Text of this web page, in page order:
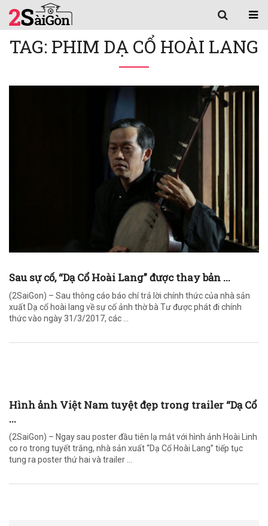
TAG: PHIM DẠ CỔ HOÀI LANG
Sau sự cố, “Dạ Cổ Hoài Lang” được thay bản ...
(2SaiGon) – Sau thông cáo báo chí trả lời chính thức của nhà sản
xuất Dạ cổ hoài lang về sự cố ảnh thờ bà Tư được phát đi chính
thức vào ngày 31/3/2017, các ...
Hình ảnh Việt Nam tuyệt đẹp trong trailer “Dạ Cổ
...
(2SaiGon) – Ngay sau poster đầu tiên lạ mắt với hình ảnh Hoài Linh
co ro trong tuyết trắng, nhà sản xuất “Dạ Cổ Hoài Lang” tiếp tục
tung ra poster thứ hai và trailer ...